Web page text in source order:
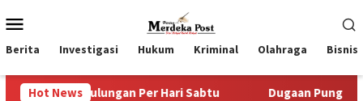
ke
kontenMobile
Berita Investigasi Hukum Kriminal Olahraga Bisnis
Hot News
Per Hari Sabtu Dugaan Pungli SKAB di BPRD